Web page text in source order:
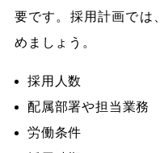
要です。採用計画では
めましょう。
採用人数
配属部署や担当業務
労働条件